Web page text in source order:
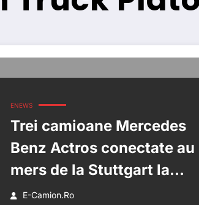
ENEWS
Trei camioane Mercedes
Benz Actros conectate au
mers de la Stuttgart la
Rotterdam
E-Camion.ro